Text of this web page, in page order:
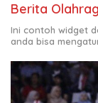
Berita
Ini contoh widget
anda bisa